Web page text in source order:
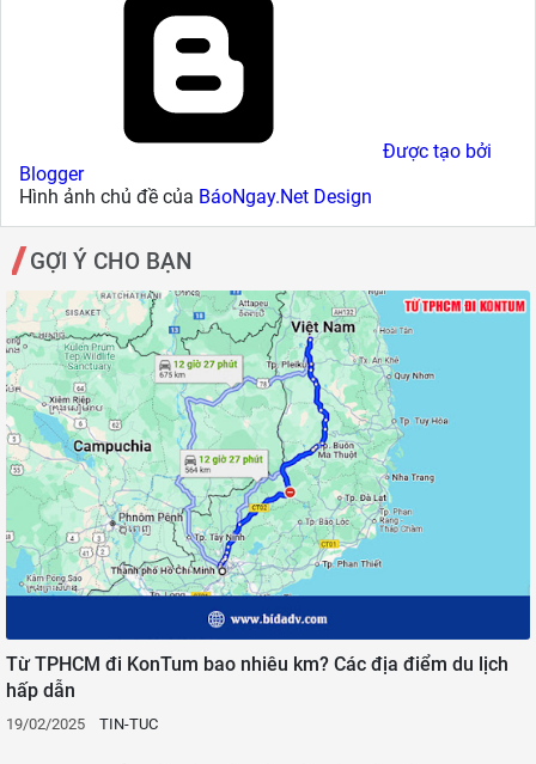
Được tạo bởi
Blogger
Hình ảnh chủ đề của BáoNgay.Net Design
GỢI Ý CHO BẠN
Từ TPHCM đi KonTum bao nhiêu km? Các địa điểm du lịch
hấp dẫn
19/02/2025 TIN-TUC